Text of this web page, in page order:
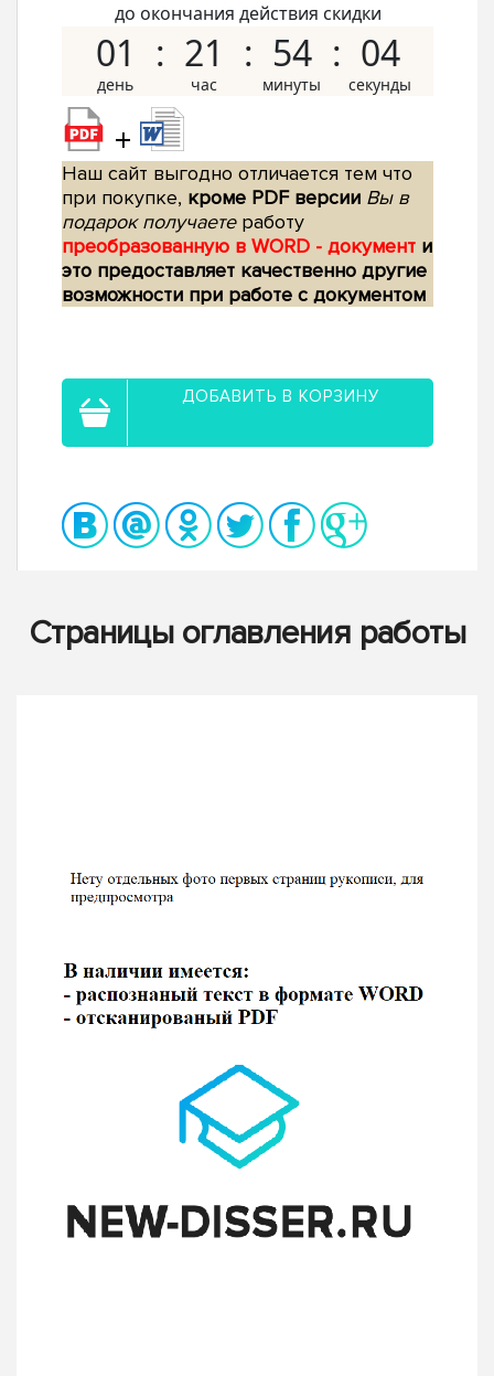
до окончания действия скидки
01 21 54 03
+
Наш сайт выгодно отличается тем что
при покупке, кроме PDF версии Вы в
подарок получаетеработу
преобразованную в WORD - документ и
это предоставляет качественно другие
возможности при работе с документом
ДОБАВИТЬ В КОРЗИНУ
Страницы оглавления работы